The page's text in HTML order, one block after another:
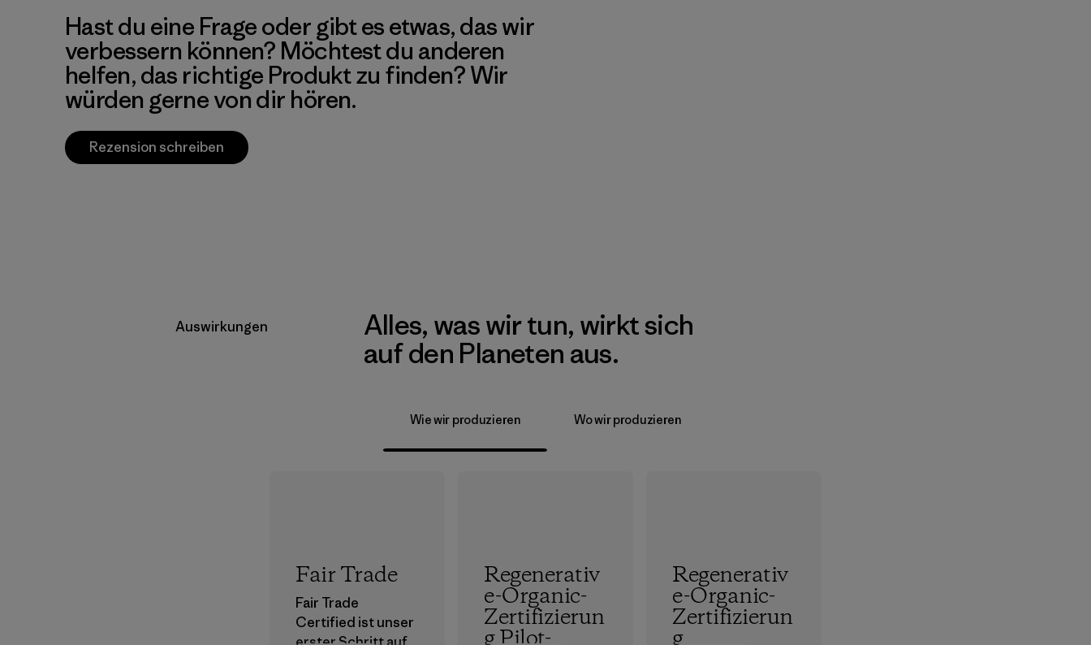
Hast du eine Frage oder gibt es etwas, das wir
verbessern können? Möchtest du anderen
helfen, das richtige Produkt zu finden? Wir
würden gerne von dir hören.
Rezension schreiben
Auswirkungen
Alles, was wir tun, wirkt sich
auf den Planeten aus.
Wie wir produzieren Wo wir produzieren
Fair Trade
Fair Trade
Certified ist unser
Regenerativ
e-Organic-
Zertifizierun
Regenerativ
e-Organic-
Zertifizierun